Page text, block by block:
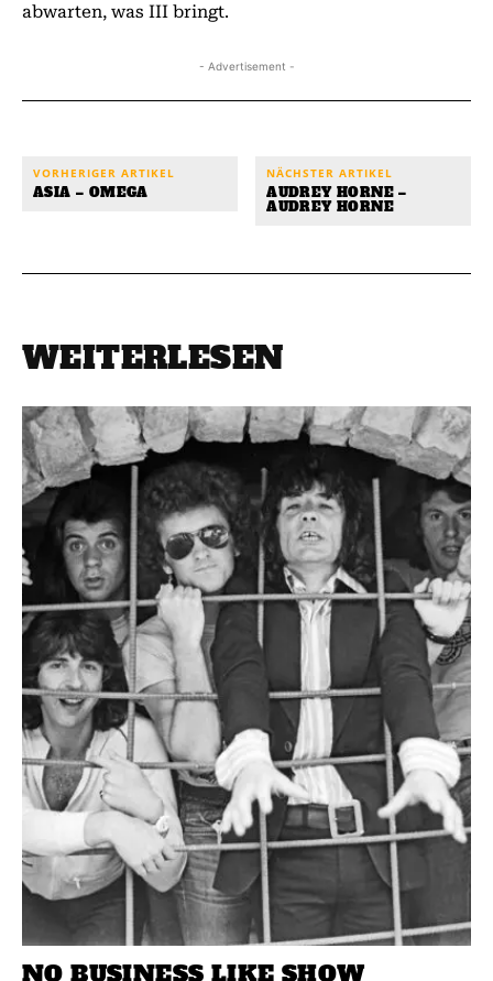
abwarten, was III bringt.
- Advertisement -
VORHERIGER ARTIKEL
ASIA – OMEGA
NÄCHSTER ARTIKEL
AUDREY HORNE –
AUDREY HORNE
WEITERLESEN
NO BUSINESS LIKE SHOW